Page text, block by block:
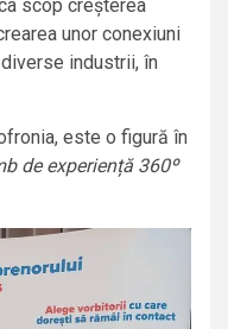
scop creșterea
unor conexiuni
industrii, în
este o figură în
de experiență 360º